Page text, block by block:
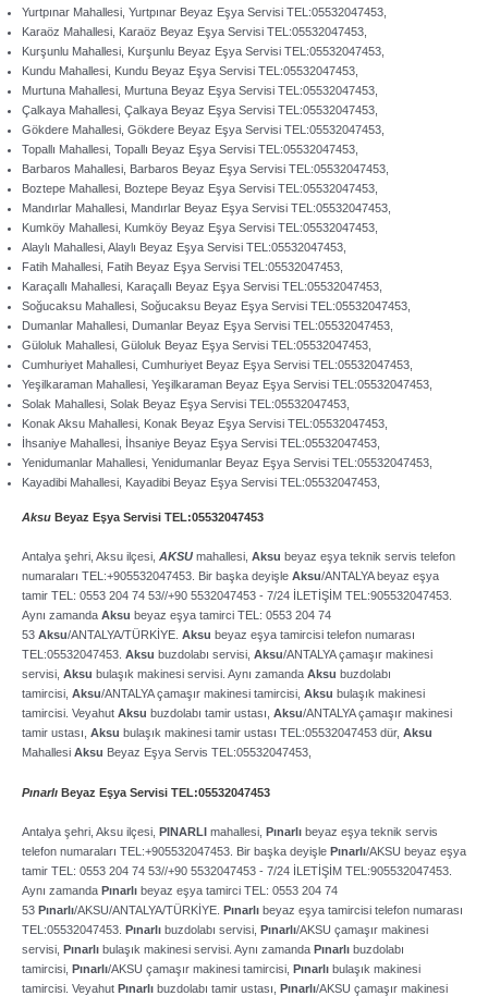
Yurtpınar Mahallesi, Yurtpınar Beyaz Eşya Servisi TEL:05532047453,
Karaöz Mahallesi, Karaöz Beyaz Eşya Servisi TEL:05532047453,
Kurşunlu Mahallesi, Kurşunlu Beyaz Eşya Servisi TEL:05532047453,
Kundu Mahallesi, Kundu Beyaz Eşya Servisi TEL:05532047453,
Murtuna Mahallesi, Murtuna Beyaz Eşya Servisi TEL:05532047453,
Çalkaya Mahallesi, Çalkaya Beyaz Eşya Servisi TEL:05532047453,
Gökdere Mahallesi, Gökdere Beyaz Eşya Servisi TEL:05532047453,
Topallı Mahallesi, Topallı Beyaz Eşya Servisi TEL:05532047453,
Barbaros Mahallesi, Barbaros Beyaz Eşya Servisi TEL:05532047453,
Boztepe Mahallesi, Boztepe Beyaz Eşya Servisi TEL:05532047453,
Mandırlar Mahallesi, Mandırlar Beyaz Eşya Servisi TEL:05532047453,
Kumköy Mahallesi, Kumköy Beyaz Eşya Servisi TEL:05532047453,
Alaylı Mahallesi, Alaylı Beyaz Eşya Servisi TEL:05532047453,
Fatih Mahallesi, Fatih Beyaz Eşya Servisi TEL:05532047453,
Karaçallı Mahallesi, Karaçallı Beyaz Eşya Servisi TEL:05532047453,
Soğucaksu Mahallesi, Soğucaksu Beyaz Eşya Servisi TEL:05532047453,
Dumanlar Mahallesi, Dumanlar Beyaz Eşya Servisi TEL:05532047453,
Güloluk Mahallesi, Güloluk Beyaz Eşya Servisi TEL:05532047453,
Cumhuriyet Mahallesi, Cumhuriyet Beyaz Eşya Servisi TEL:05532047453,
Yeşilkaraman Mahallesi, Yeşilkaraman Beyaz Eşya Servisi TEL:05532047453,
Solak Mahallesi, Solak Beyaz Eşya Servisi TEL:05532047453,
Konak Aksu Mahallesi, Konak Beyaz Eşya Servisi TEL:05532047453,
İhsaniye Mahallesi, İhsaniye Beyaz Eşya Servisi TEL:05532047453,
Yenidumanlar Mahallesi, Yenidumanlar Beyaz Eşya Servisi TEL:05532047453,
Kayadibi Mahallesi, Kayadibi Beyaz Eşya Servisi TEL:05532047453,
Aksu Beyaz Eşya Servisi TEL:05532047453
Antalya şehri, Aksu ilçesi, AKSU mahallesi, Aksu beyaz eşya teknik servis telefon
numaraları TEL:+905532047453. Bir başka deyişle Aksu/ANTALYA beyaz eşya
tamir TEL: 0553 204 74 53//+90 5532047453 ­- 7/24 İLETİŞİM TEL:905532047453.
Aynı zamanda Aksu beyaz eşya tamirci TEL: 0553 204 74
53 Aksu/ANTALYA/TÜRKİYE. Aksu beyaz eşya tamircisi telefon numarası
TEL:05532047453. Aksu buzdolabı servisi, Aksu/ANTALYA çamaşır makinesi
servisi, Aksu bulaşık makinesi servisi. Aynı zamanda Aksu buzdolabı
tamircisi, Aksu/ANTALYA çamaşır makinesi tamircisi, Aksu bulaşık makinesi
tamircisi. Veyahut Aksu buzdolabı tamir ustası, Aksu/ANTALYA çamaşır makinesi
tamir ustası, Aksu bulaşık makinesi tamir ustası TEL:05532047453 dür, Aksu
Mahallesi Aksu Beyaz Eşya Servis TEL:05532047453,
Pınarlı Beyaz Eşya Servisi TEL:05532047453
Antalya şehri, Aksu ilçesi, PINARLI mahallesi, Pınarlı beyaz eşya teknik servis
telefon numaraları TEL:+905532047453. Bir başka deyişle Pınarlı/AKSU beyaz eşya
tamir TEL: 0553 204 74 53//+90 5532047453 ­- 7/24 İLETİŞİM TEL:905532047453.
Aynı zamanda Pınarlı beyaz eşya tamirci TEL: 0553 204 74
53 Pınarlı/AKSU/ANTALYA/TÜRKİYE. Pınarlı beyaz eşya tamircisi telefon numarası
TEL:05532047453. Pınarlı buzdolabı servisi, Pınarlı/AKSU çamaşır makinesi
servisi, Pınarlı bulaşık makinesi servisi. Aynı zamanda Pınarlı buzdolabı
tamircisi, Pınarlı/AKSU çamaşır makinesi tamircisi, Pınarlı bulaşık makinesi
tamircisi. Veyahut Pınarlı buzdolabı tamir ustası, Pınarlı/AKSU çamaşır makinesi